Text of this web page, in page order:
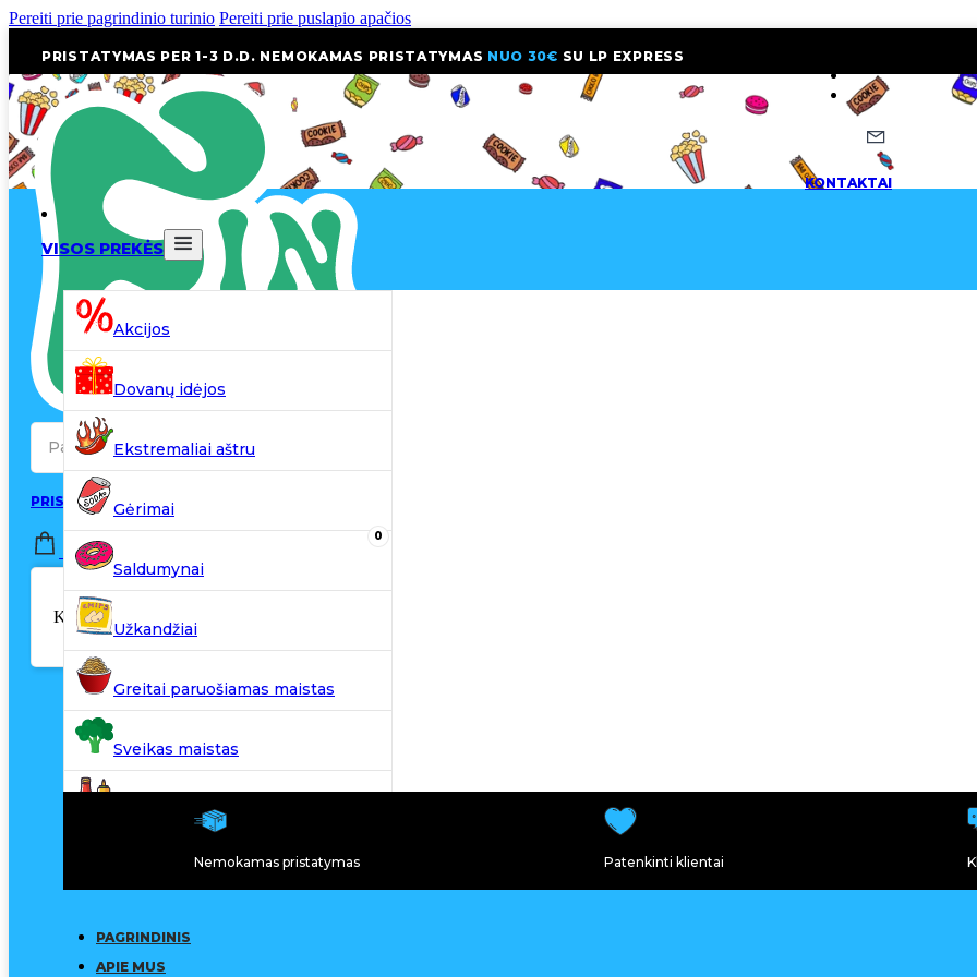
Pereiti prie pagrindinio turinio Pereiti prie puslapio apačios
PRISTATYMAS PER 1-3 D.D. NEMOKAMAS PRISTATYMAS NUO 30€ SU LP EXPRESS
KONTAKTAI
Search
PRISIJUNGTI / REGISTRUOTIS
0,00€
Krepšelyje nėra produktų.
0
VISOS PREKĖS
Akcijos
Dovanų idėjos
Ekstremaliai aštru
Gėrimai
Saldumynai
Užkandžiai
Greitai paruošiamas maistas
Sveikas maistas
Kiti produktai
Nemokamas pristatymas Patenkinti klientai
PAGRINDINIS
APIE MUS